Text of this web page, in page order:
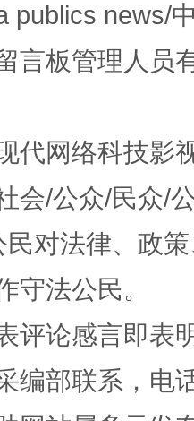
今
publics news/
言板管理人员
代网络科技影
会/公众/民众/
民对法律、政
守法公民。
评论感言即表
编部联系，电